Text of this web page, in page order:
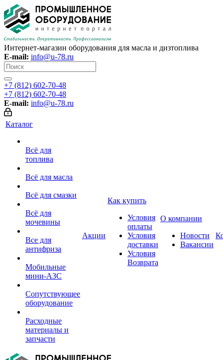
Интернет-магазин оборудования для масла и дизтоплива
E-mail: info@u-78.ru
+7 (812) 602-70-48
+7 (812) 602-70-48
E-mail: info@u-78.ru
Каталог
Всё для
топлива
Всё для масла
Всё для смазки
Всё для
мочевины
Все для
антифриза
Мобильные
мини-АЗС
Сопутствующее
оборудование
Расходные
материалы и
запчасти
Акции
Как купить
Условия
оплаты
Условия
доставки
Условия
Возврата
О компании
Новости
Вакансии